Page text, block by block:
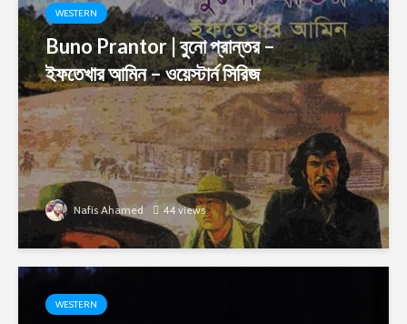
WESTERN
Buno Prantor | বুনো প্রান্তর –
ইফতেখার আমিন – ওয়েস্টার্ন সিরিজ
Nafis Ahamed 44 views
WESTERN